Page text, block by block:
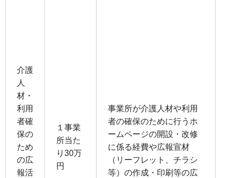
介護
⼈
材・
利⽤
者確
保の
ため
の広
報活
１事業
所当た
り30万
円
事業所が介護⼈材や利⽤
者の確保のために⾏うホ
ームページの開設・改修
に係る経費や広報宣材
（リーフレット、チラシ
等）の作成・印刷等の広